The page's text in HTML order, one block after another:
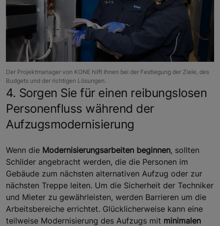
Der Projektmanager von KONE hilft Ihnen bei der Festlegung der Ziele, des
Budgets und der richtigen Lösungen.
4. Sorgen Sie für einen reibungslosen
Personenfluss während der
Aufzugsmodernisierung
Wenn die Modernisierungsarbeiten beginnen, sollten
Schilder angebracht werden, die die Personen im
Gebäude zum nächsten alternativen Aufzug oder zur
nächsten Treppe leiten. Um die Sicherheit der Techniker
und Mieter zu gewährleisten, werden Barrieren um die
Arbeitsbereiche errichtet. Glücklicherweise kann eine
teilweise Modernisierung des Aufzugs mit minimalen